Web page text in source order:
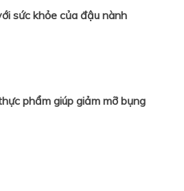
sức khỏe của đậu nành
phẩm giúp giảm mỡ bụng